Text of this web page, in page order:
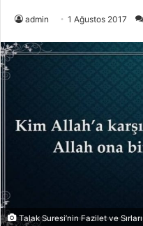
admin 1 Ağustos 2017
Talak Suresi’nin Fazilet ve Sırları